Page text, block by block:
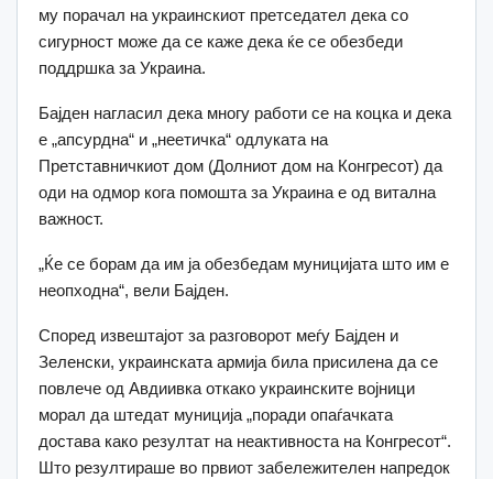
му порачал на украинскиот претседател дека со
сигурност може да се каже дека ќе се обезбеди
поддршка за Украина.
Бајден нагласил дека многу работи се на коцка и дека
е „апсурдна“ и „неетичка“ одлуката на
Претставничкиот дом (Долниот дом на Конгресот) да
оди на одмор кога помошта за Украина е од витална
важност.
„Ќе се борам да им ја обезбедам муницијата што им е
неопходна“, вели Бајден.
Според извештајот за разговорот меѓу Бајден и
Зеленски, украинската армија била присилена да се
повлече од Авдиивка откако украинските војници
морал да штедат муниција „поради опаѓачката
достава како резултат на неактивноста на Конгресот“.
Што резултираше во првиот забележителен напредок